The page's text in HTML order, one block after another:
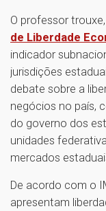
O professor
de Liberdade
indicador
jurisdições
debate sobre a
negócios no país,
do governo dos
unidades
mercados
De acordo com o
apresentam